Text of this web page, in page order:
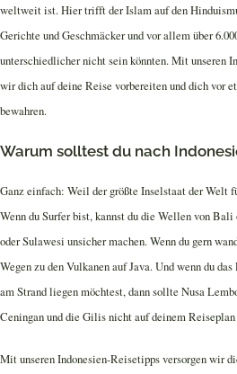
weltweit ist. Hier trifft der Islam auf den
Gerichte und Geschmäcker und vor allem über
unterschiedlicher nicht sein könnten. Mit unseren
wir dich auf deine Reise vorbereiten und dich vor
bewahren.
Warum solltest du nach
Ganz einfach: Weil der größte Inselstaat der Welt
Wenn du Surfer bist, kannst du die Wellen von Bali
oder Sulawesi unsicher machen. Wenn du gern
Wegen zu den Vulkanen auf Java. Und wenn du
am Strand liegen möchtest, dann sollte Nusa
Ceningan und die Gilis nicht auf deinem
Mit unseren Indonesien-Reisetipps versorgen wir